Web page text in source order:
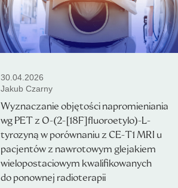
30.04.2026
Jakub Czarny
Wyznaczanie objętości napromieniania
wg PET z O-(2-[18F]fluoroetylo)-L-
tyrozyną w porównaniu z CE-T1 MRI u
pacjentów z nawrotowym glejakiem
wielopostaciowym kwalifikowanych
do ponownej radioterapii